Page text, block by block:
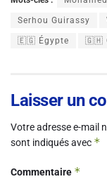
Serhou Guirassy
🇪🇬 Égypte 🇬🇭
Laisser un
Votre adresse e-mail
sont indiqués avec *
Commentaire *